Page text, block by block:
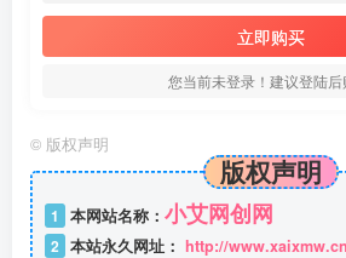
立即购买
您当前未登录！建议登陆
© 版权声明
版权声明
1 本网站名称： 小艾网创网
2 本站永久网址： http://